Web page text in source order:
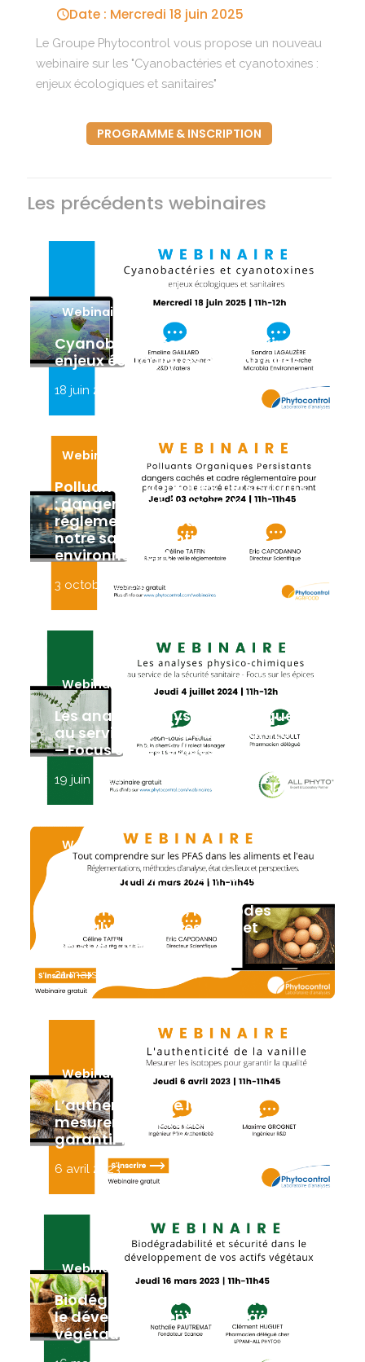
Date : Mercredi 18 juin 2025
Le Groupe Phytocontrol vous propose un nouveau
webinaire sur les "Cyanobactéries et cyanotoxines :
enjeux écologiques et sanitaires"
PROGRAMME & INSCRIPTION
Les précédents webinaires
Webinaire
Cyanobactéries et cyanotoxines :
enjeux écologiques et sanitaires
18 juin 2025
Webinaire
Polluants organiques persistants
: dangers cachés et cadre
réglementaire pour protéger
notre santé et notre
environnement
3 octobre 2024
Webinaire
Les analyses physico-chimiques :
au service de la sécurité sanitaire
– Focus sur les épices
19 juin 2024
Webinaire
Tout comprendre sur les PFAS
dans les aliments et l’eau :
Réglementations, méthodes
d’analyse, état des lieux et
perspectives
21 mars 2024
Webinaire
L’authenticité de la vanille :
mesurer les isotopes pour
garantir la qualité
6 avril 2023
Webinaire
Biodégradabilité et sécurité dans
le développement de vos actifs
végétaux